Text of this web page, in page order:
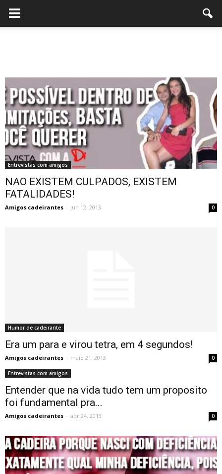
Entrevistas com amigos
NAO EXISTEM CULPADOS, EXISTEM
FATALIDADES!
Amigos cadeirantes - jun 12, 2013 0
Humor de cadeirante
Era um para e virou tetra, em 4 segundos!
Amigos cadeirantes - maio 21, 2013 0
Entrevistas com amigos
Entender que na vida tudo tem um proposito
foi fundamental pra...
Amigos cadeirantes - abr 24, 2013 0